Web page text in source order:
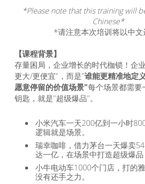
*Please note that this training will
Chinese*
*请注意本次培训将以中
【课程背景】
存量困局，企业增长的时代枷锁！企
更大/更便宜"，而是"谁能更精准地定
愿意停留的价值场景"每个场景都需要
钥匙，就是"超级爆品"。
小米汽车一天200亿到一小时
逻辑就是场景。
瑞幸咖啡，借力茅台一天爆卖
达一亿，在场景中打造超级爆品
小牛电动车1000个门店，打的
没有还手之力。